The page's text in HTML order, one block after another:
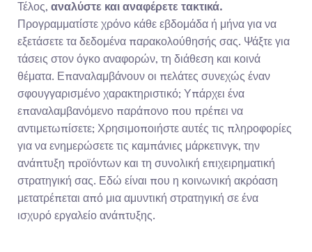
Τέλος, αναλύστε και αναφέρετε τακτικά.
Προγραμματίστε χρόνο κάθε εβδομάδα ή μήνα για να
εξετάσετε τα δεδομένα παρακολούθησής σας. Ψάξτε για
τάσεις στον όγκο αναφορών, τη διάθεση και κοινά
θέματα. Επαναλαμβάνουν οι πελάτες συνεχώς έναν
σφουγγαρισμένο χαρακτηριστικό; Υπάρχει ένα
επαναλαμβανόμενο παράπονο που πρέπει να
αντιμετωπίσετε; Χρησιμοποιήστε αυτές τις πληροφορίες
για να ενημερώσετε τις καμπάνιες μάρκετινγκ, την
ανάπτυξη προϊόντων και τη συνολική επιχειρηματική
στρατηγική σας. Εδώ είναι που η κοινωνική ακρόαση
μετατρέπεται από μια αμυντική στρατηγική σε ένα
ισχυρό εργαλείο ανάπτυξης.